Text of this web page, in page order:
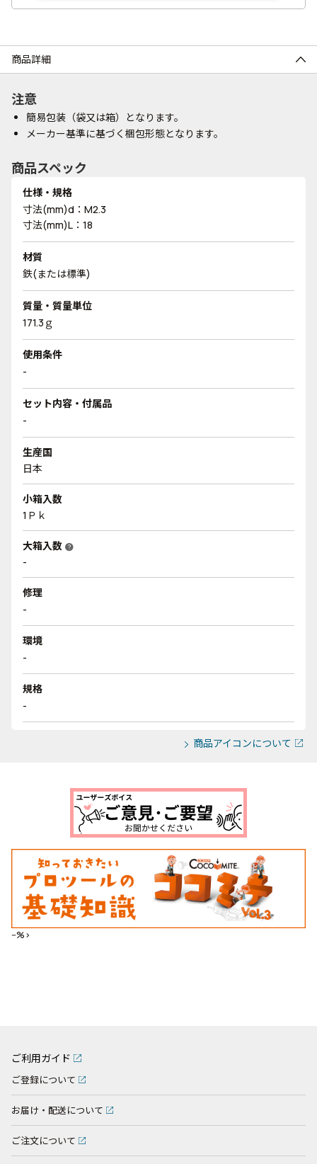
商品詳細
注意
簡易包装（袋又は箱）となります。
メーカー基準に基づく梱包形態となります。
商品スペック
仕様・規格
寸法(mm)d：M2.3
寸法(mm)L：18
材質
鉄(または標準)
質量・質量単位
171.3ｇ
使用条件
-
セット内容・付属品
-
生産国
日本
小箱入数
1Ｐｋ
大箱入数 help
-
修理
-
環境
-
規格
-
商品アイコンについて
--%>
ご利用ガイド
ご登録について
お届け・配送について
ご注文について